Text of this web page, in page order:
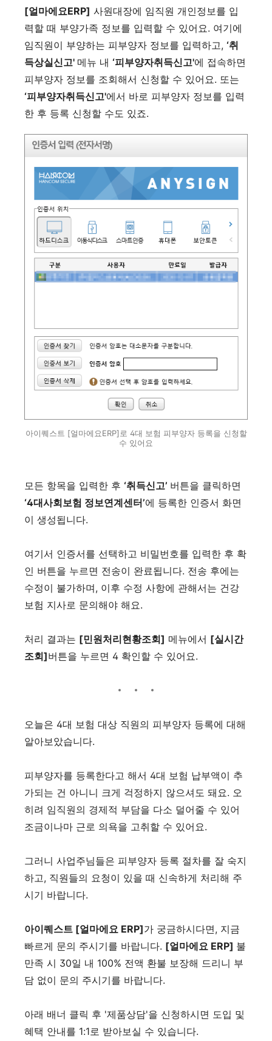
[얼마에요ERP] 사원대장에 임직원 개인정보를 입
력할 때 부양가족 정보를 입력할 수 있어요. 여기에
임직원이 부양하는 피부양자 정보를 입력하고, ‘취
득상실신고' 메뉴 내 ‘피부양자취득신고'에 접속하면
피부양자 정보를 조회해서 신청할 수 있어요. 또는
‘피부양자취득신고'에서 바로 피부양자 정보를 입력
한 후 등록 신청할 수도 있죠.
아이퀘스트 [얼마에요ERP]로 4대 보험 피부양자 등록을 신청할
수 있어요
모든 항목을 입력한 후 ‘취득신고’ 버튼을 클릭하면
‘4대사회보험 정보연계센터’에 등록한 인증서 화면
이 생성됩니다.
여기서 인증서를 선택하고 비밀번호를 입력한 후 확
인 버튼을 누르면 전송이 완료됩니다. 전송 후에는
수정이 불가하며, 이후 수정 사항에 관해서는 건강
보험 지사로 문의해야 해요.
처리 결과는 [민원처리현황조회] 메뉴에서 [실시간
조회]버튼을 누르면 4 확인할 수 있어요.
오늘은 4대 보험 대상 직원의 피부양자 등록에 대해
알아보았습니다.
피부양자를 등록한다고 해서 4대 보험 납부액이 추
가되는 건 아니니 크게 걱정하지 않으셔도 돼요. 오
히려 임직원의 경제적 부담을 다소 덜어줄 수 있어
조금이나마 근로 의욕을 고취할 수 있어요.
그러니 사업주님들은 피부양자 등록 절차를 잘 숙지
하고, 직원들의 요청이 있을 때 신속하게 처리해 주
시기 바랍니다.
아이퀘스트 [얼마에요 ERP]가 궁금하시다면, 지금
빠르게 문의 주시기를 바랍니다. [얼마에요 ERP] 불
만족 시 30일 내 100% 전액 환불 보장해 드리니 부
담 없이 문의 주시기를 바랍니다.
아래 배너 클릭 후 '제품상담'을 신청하시면 도입 및
혜택 안내를 1:1로 받아보실 수 있습니다.